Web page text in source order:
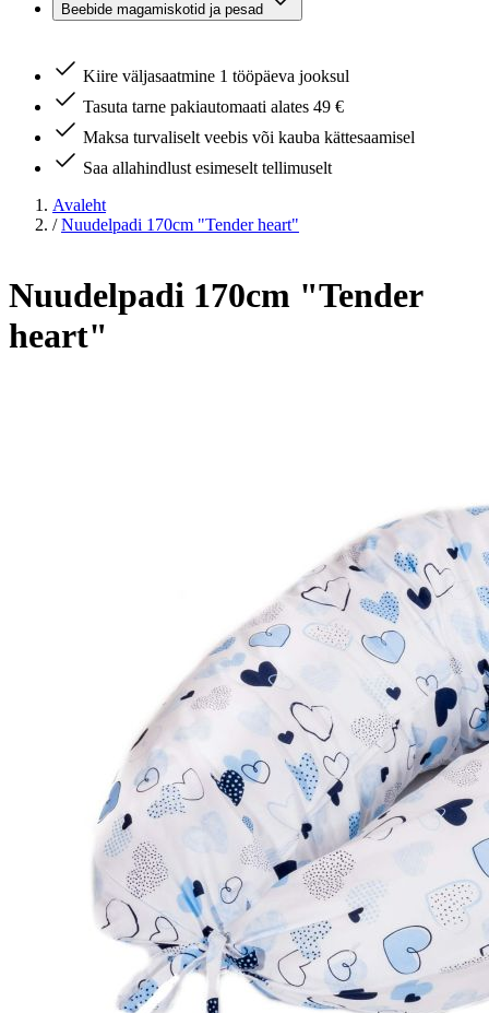
Beebide magamiskotid ja pesad
Kiire väljasaatmine 1 tööpäeva jooksul
Tasuta tarne pakiautomaati alates 49 €
Maksa turvaliselt veebis või kauba kättesaamisel
Saa allahindlust esimeselt tellimuselt
Avaleht
/ Nuudelpadi 170cm "Tender heart"
Nuudelpadi 170cm "Tender
heart"